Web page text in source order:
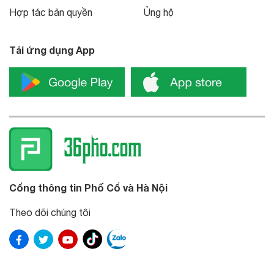
Hợp tác bản quyền Ủng hộ
Tải ứng dụng App
Cổng thông tin Phố Cổ và Hà Nội
Theo dõi chúng tôi